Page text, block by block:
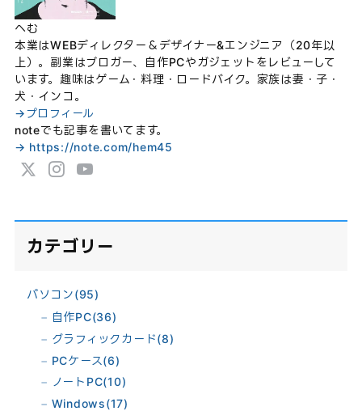
へむ
本業はWEBディレクター＆デザイナー&エンジニア（20年以
上）。副業はブロガー、自作PCやガジェットをレビューして
います。趣味はゲーム・料理・ロードバイク。家族は妻・子・
犬・インコ。
→プロフィール
noteでも記事を書いてます。
→ https://note.com/hem45
カテゴリー
パソコン(95)
自作PC(36)
グラフィックカード(8)
PCケース(6)
ノートPC(10)
Windows(17)